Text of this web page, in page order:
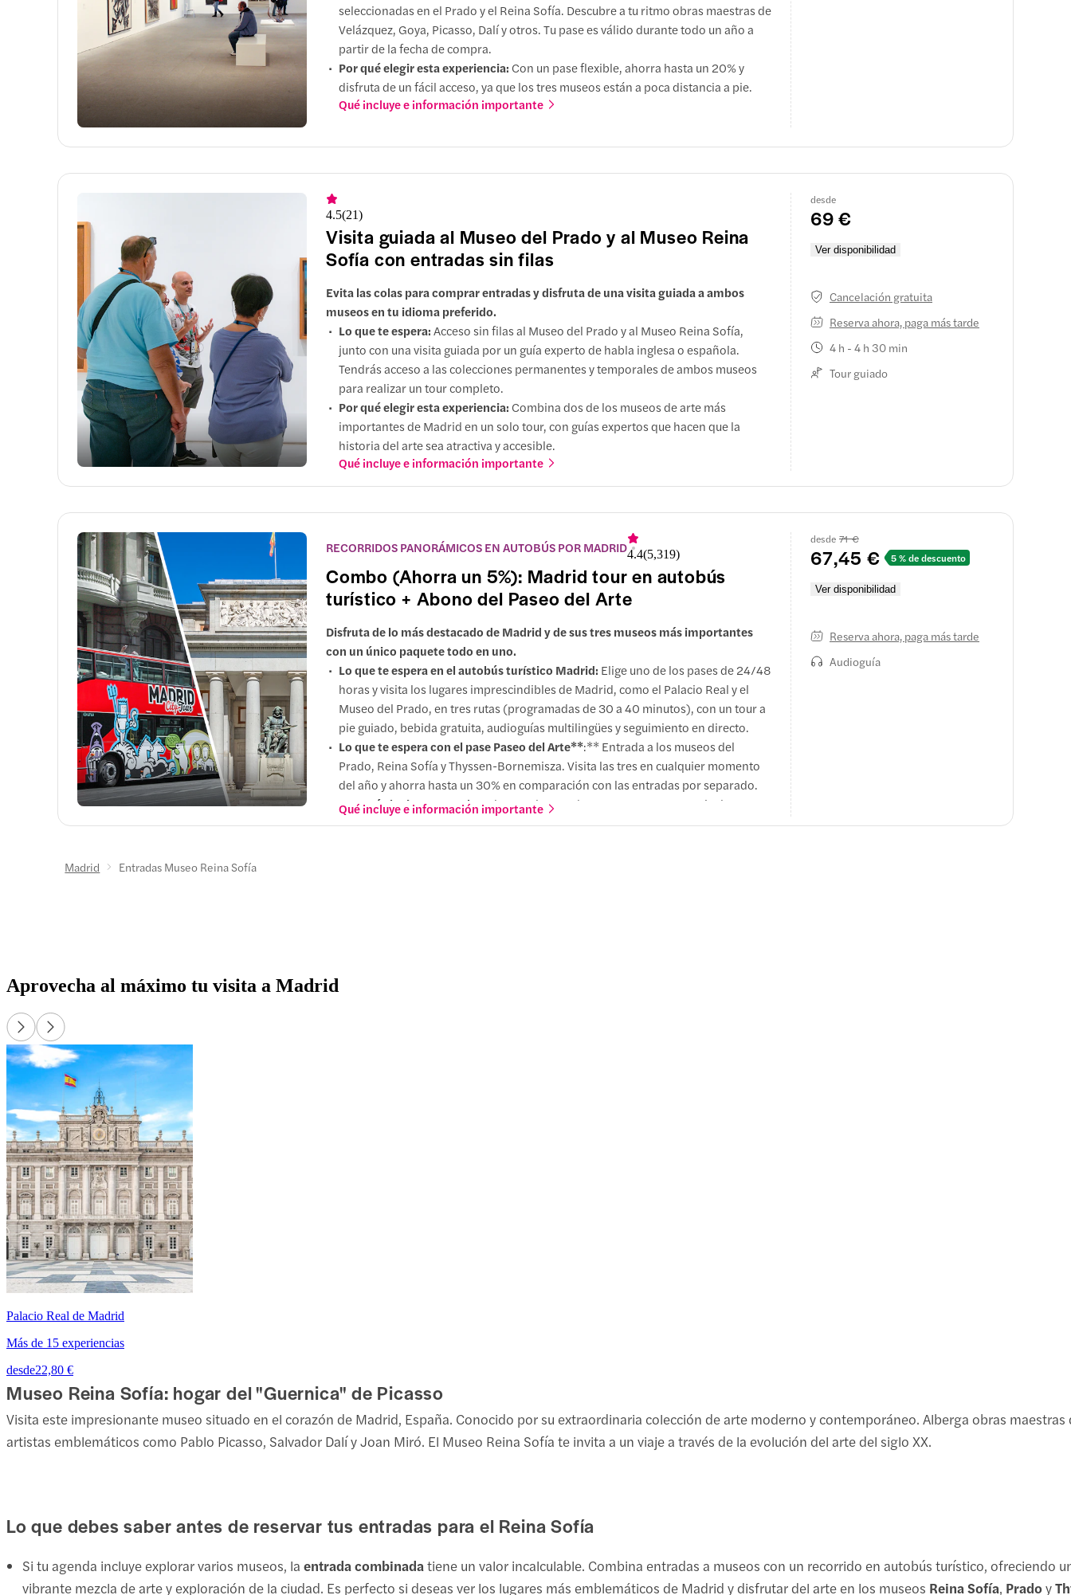
seleccionadas en el Prado y el Reina Sofía. Descubre a tu ritmo obras maestras de
Velázquez, Goya, Picasso, Dalí y otros. Tu pase es válido durante todo un año a
partir de la fecha de compra.
Por qué elegir esta experiencia: Con un pase flexible, ahorra hasta un 20% y
disfruta de un fácil acceso, ya que los tres museos están a poca distancia a pie.
Qué incluye e información importante
4.5(21)
Visita guiada al Museo del Prado y al Museo Reina
Sofía con entradas sin filas
desde
69 €
Ver disponibilidad
Cancelación gratuita
Reserva ahora, paga más tarde
4 h - 4 h 30 min
Tour guiado
Evita las colas para comprar entradas y disfruta de una visita guiada a ambos
museos en tu idioma preferido.
Lo que te espera:Acceso sin filas al Museo del Prado y al Museo Reina Sofía,
junto con una visita guiada por un guía experto de habla inglesa o española.
Tendrás acceso a las colecciones permanentes y temporales de ambos museos
para realizar un tour completo.
Por qué elegir esta experiencia: Combina dos de los museos de arte más
importantes de Madrid en un solo tour, con guías expertos que hacen que la
historia del arte sea atractiva y accesible.
Qué incluye e información importante
RECORRIDOS PANORÁMICOS EN AUTOBÚS POR MADRID4.4(5,319)
Combo (Ahorra un 5%): Madrid tour en autobús
turístico + Abono del Paseo del Arte
desde 71 €
67,45 € 5 % de descuento
Ver disponibilidad
Reserva ahora, paga más tarde
Audioguía
Disfruta de lo más destacado de Madrid y de sus tres museos más importantes
con un único paquete todo en uno.
Lo que te espera en el autobús turístico Madrid: Elige uno de los pases de 24/48
horas y visita los lugares imprescindibles de Madrid, como el Palacio Real y el
Museo del Prado, en tres rutas (programadas de 30 a 40 minutos), con un tour a
pie guiado, bebida gratuita, audioguías multilingües y seguimiento en directo.
Lo que te espera con el pase Paseo del Arte**:** Entrada a los museos del
Prado, Reina Sofía y Thyssen-Bornemisza. Visita las tres en cualquier momento
del año y ahorra hasta un 30% en comparación con las entradas por separado.
Por qué elegir este combo:Ahorra a lo grande con este paquete que incluye
todas las atracciones de Madrid en un recorrido en autobús, además de tres de
Qué incluye e información importante
Madrid Entradas Museo Reina Sofía
Aprovecha al máximo tu visita a Madrid
Palacio Real de Madrid
Más de 15 experiencias
desde22,80 €
Museo Reina Sofía: hogar del "Guernica" de Picasso
Visita este impresionante museo situado en el corazón de Madrid, España. Conocido por su extraordinaria colección de arte moderno y contemporáneo. Alberga obras maestras
artistas emblemáticos como Pablo Picasso, Salvador Dalí y Joan Miró. El Museo Reina Sofía te invita a un viaje a través de la evolución del arte del siglo XX.
Lo que debes saber antes de reservar tus entradas para el Reina Sofía
Si tu agenda incluye explorar varios museos, la entrada combinada tiene un valor incalculable. Combina entradas a museos con un recorrido en autobús turístico, ofreciendo
vibrante mezcla de arte y exploración de la ciudad. Es perfecto si deseas ver los lugares más emblemáticos de Madrid y disfrutar del arte en los museos Reina Sofía, Pradoy